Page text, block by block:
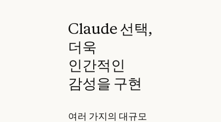
Claude 선택,
더욱
인간적인
감성을 구현
여러 가지의 대규모